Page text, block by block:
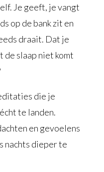
Je geeft, je vangt
op de bank zit en
draait. Dat je
de slaap niet komt
die je
te landen.
en gevoelens
nachts dieper te